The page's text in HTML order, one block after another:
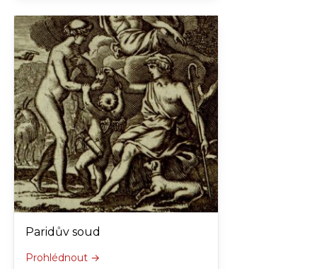
Paridův soud
Prohlédnout →